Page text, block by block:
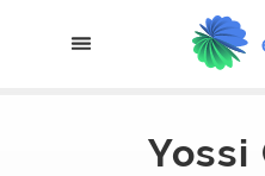
Yossi